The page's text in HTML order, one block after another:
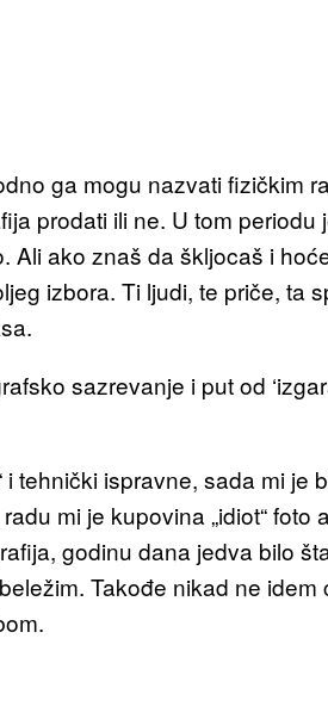
ga mogu nazvati fizičkim
prodati ili ne. U tom periodu
Ali ako znaš da škljocaš i
izbora. Ti ljudi, te priče, ta
sazrevanje i put od
tehnički ispravne, sada mi je
mi je kupovina „idiot“ foto
godinu dana jedva bilo
Takođe nikad ne idem